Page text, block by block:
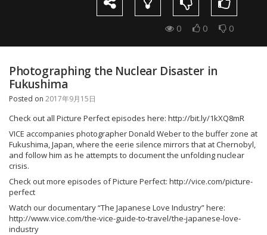
0 0 0
Photographing the Nuclear Disaster in
Fukushima
Posted on 2017年9月15日
Check out all Picture Perfect episodes here: http://bit.ly/1kXQ8mR
VICE accompanies photographer Donald Weber to the buffer zone at
Fukushima, Japan, where the eerie silence mirrors that at Chernobyl,
and follow him as he attempts to document the unfolding nuclear
crisis.
Check out more episodes of Picture Perfect: http://vice.com/picture-
perfect
Watch our documentary “The Japanese Love Industry” here:
http://www.vice.com/the-vice-guide-to-travel/the-japanese-love-
industry